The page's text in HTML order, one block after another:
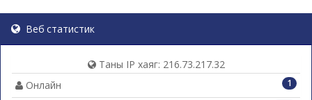
Веб статистик
Таны IP хаяг: 216.73.217.32
1
Онлайн